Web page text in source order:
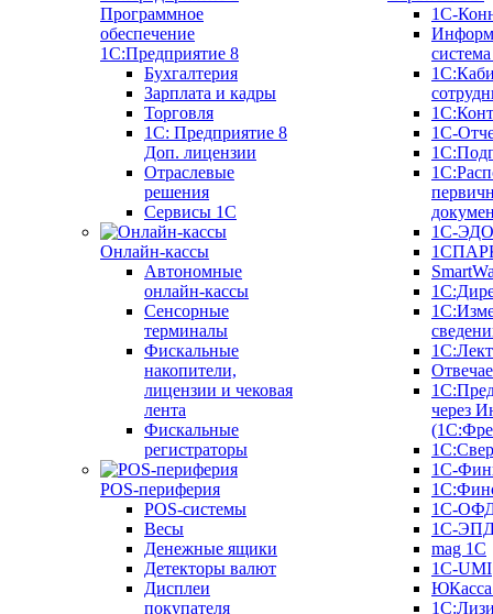
Программное
обеспечение
1С:Предприятие 8
Бухгалтерия
Зарплата и кадры
Торговля
1C: Предприятие 8
Доп. лицензии
Отраслевые
решения
Сервисы 1С
Онлайн-кассы
Автономные
онлайн-кассы
Сенсорные
терминалы
Фискальные
накопители,
лицензии и чековая
лента
Фискальные
регистраторы
POS-периферия
POS-системы
Весы
Денежные ящики
Детекторы валют
Дисплеи
покупателя
1С-
1С-
1С-ЭДО
через
1С-
1С-
1С-
mag 1C
1C-UMI